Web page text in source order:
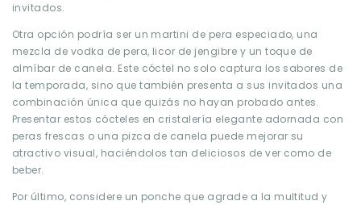
invitados.
Otra opción podría ser un martini de pera especiado, una
mezcla de vodka de pera, licor de jengibre y un toque de
almíbar de canela. Este cóctel no solo captura los sabores de
la temporada, sino que también presenta a sus invitados una
combinación única que quizás no hayan probado antes.
Presentar estos cócteles en cristalería elegante adornada con
peras frescas o una pizca de canela puede mejorar su
atractivo visual, haciéndolos tan deliciosos de ver como de
beber.
Por último, considere un ponche que agrade a la multitud y